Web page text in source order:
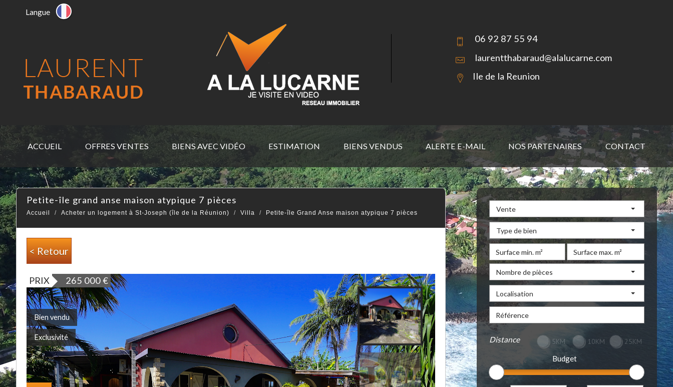
Langue
06 92 87 55 94
laurentthabaraud@alalucarne.com
Ile de la Reunion
ACCUEIL OFFRES VENTES BIENS AVEC VIDÉO ESTIMATION BIENS VENDUS ALERTE E-MAIL NOS PARTENAIRES CONTACT
Vente
Type de bien
Nombre de pièces
Localisation
Distance 5KM 10KM
25KM
Budget
petite-île grand anse maison atypique 7 pièces
Accueil Acheter un logement à St-Joseph (île de la Réunion) Villa Petite-île Grand Anse maison atypique 7 pièces
< Retour
PRIX 265 000€
Bien vendu
Exclusivité